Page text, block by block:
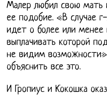
Малер любил свою мать
ее подобие. «В случае
идет о более или менее
выплачивать которой
не видим
объяснить все это.
И Гропиус и Кокошка